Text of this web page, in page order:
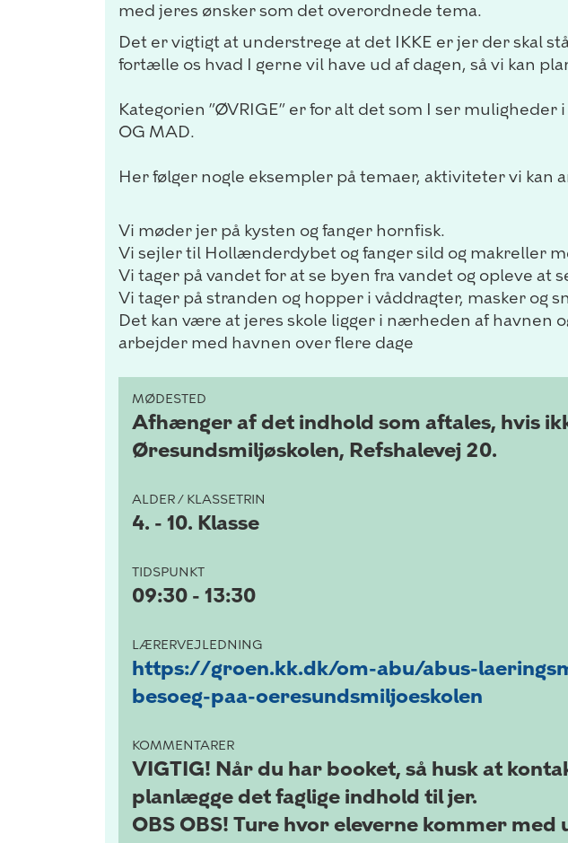
med jeres ønsker som det overordnede tema.
Det er vigtigt at understrege at det IKKE er jer der skal
fortælle os hvad I gerne vil have ud af dagen, så vi kan
Kategorien ”ØVRIGE” er for alt det som I ser
OG MAD.
Her følger nogle eksempler på temaer, aktiviteter vi
Vi møder jer på kysten og fanger hornfisk.
Vi sejler til Hollænderdybet og fanger sild og makreller
Vi tager på vandet for at se byen fra vandet og opleve at
Vi tager på stranden og hopper i våddragter, masker og
Det kan være at jeres skole ligger i nærheden af havnen
arbejder med havnen over flere dage
MØDESTED
Afhænger af det indhold som aftales, hvis
Øresundsmiljøskolen, Refshalevej 20.
ALDER / KLASSETRIN
4. - 10. Klasse
TIDSPUNKT
09:30 - 13:30
LÆRERVEJLEDNING
https://groen.kk.dk/om-abu/abus-
besoeg-paa-oeresundsmiljoeskolen
KOMMENTARER
VIGTIG! Når du har booket, så husk at
planlægge det faglige indhold til jer.
OBS OBS! Ture hvor eleverne kommer